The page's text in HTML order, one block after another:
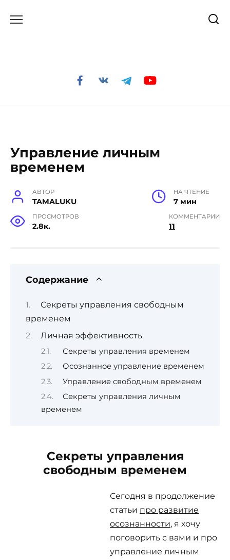
Управление личным
временем
АВТОР
TAMALUKU
НА ЧТЕНИЕ
7 мин
ПРОСМОТРОВ
2.8к.
КОММЕНТАРИИ
11
Содержание
Секреты управления свободным
временем
Личная эффективность
Секреты управления временем
Осознанное управление временем
Управление свободным временем
Секреты управления личным
временем
Секреты управления
свободным временем
Сегодня в продолжение
статьи про развитие
осознанности, я хочу
поговорить с вами и про
управление личным